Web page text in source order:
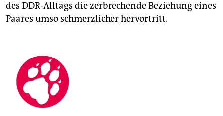
des DDR-Alltags die zerbrechende Beziehung eines
Paares umso schmerzlicher hervortritt.